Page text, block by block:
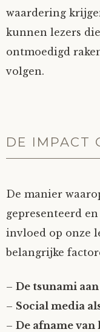
waardering
kunnen lezers
ontmoedigd
volgen.
DE IMPACT
De manier
gepresenteerd
invloed op onze
belangrijke
– De tsunami
– Social media
– De afname